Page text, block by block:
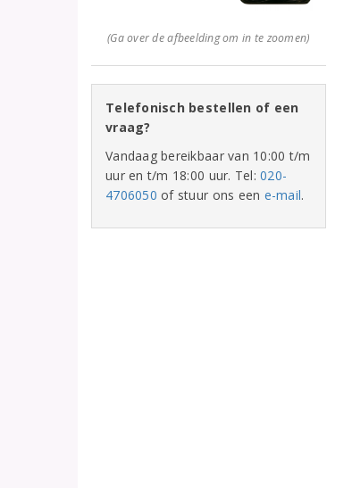
(Ga over de afbeelding om in te zoomen)
Telefonisch bestellen of een
vraag?
Vandaag bereikbaar van 10:00 t/m
uur en t/m 18:00 uur. Tel:020-
4706050 of stuur ons een e-mail.